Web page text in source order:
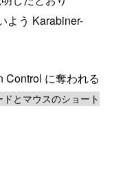
よう Karabiner-
Control に奪われる
ドとマウスのショート